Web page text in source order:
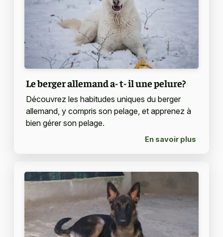
Le berger allemand a- t- il une pelure?
Découvrez les habitudes uniques du berger
allemand, y compris son pelage, et apprenez à
bien gérer son pelage.
En savoir plus